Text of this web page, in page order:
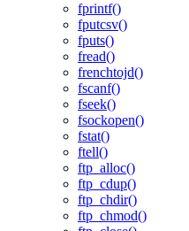
fprintf()
fputcsv()
fputs()
fread()
frenchtojd()
fscanf()
fseek()
fsockopen()
fstat()
ftell()
ftp_alloc()
ftp_cdup()
ftp_chdir()
ftp_chmod()